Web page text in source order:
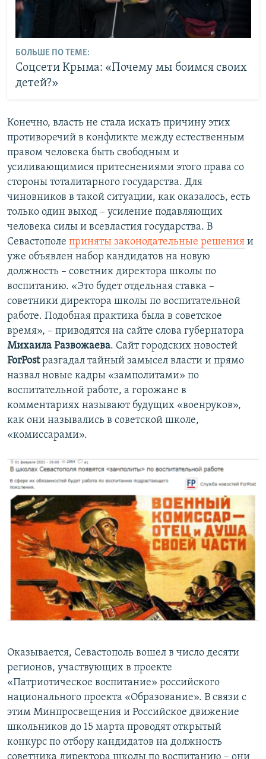
БОЛЬШЕ ПО ТЕМЕ:
Соцсети Крыма: «Почему мы боимся своих
детей?»
Конечно, власть не стала искать причину этих
противоречий в конфликте между естественным
правом человека быть свободным и
усиливающимися притеснениями этого права со
стороны тоталитарного государства. Для
чиновников в такой ситуации, как оказалось, есть
только один выход – усиление подавляющих
человека силы и всевластия государства. В
Севастополе приняты законодательные решения и
уже объявлен набор кандидатов на новую
должность – советник директора школы по
воспитанию. «Это будет отдельная ставка –
советники директора школы по воспитательной
работе. Подобная практика была в советское
время», – приводятся на сайте слова губернатора
Михаила Развожаева. Сайт городских новостей
ForPostразгадал тайный замысел власти и прямо
назвал новые кадры «замполитами» по
воспитательной работе, а горожане в
комментариях называют будущих «военруков»,
как они назывались в советской школе,
«комиссарами».
Оказывается, Севастополь вошел в число десяти
регионов, участвующих в проекте
«Патриотическое воспитание» российского
национального проекта «Образование». В связи с
этим Минпросвещения и Российское движение
школьников до 15 марта проводят открытый
конкурс по отбору кандидатов на должность